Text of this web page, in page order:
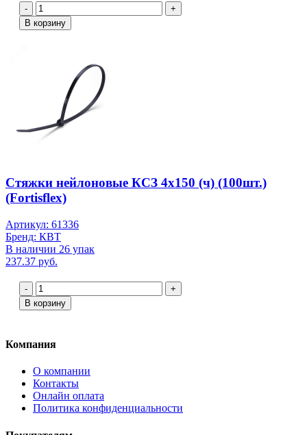
-
+
В корзину
Стяжки нейлоновые КСЗ 4х150 (ч) (100шт.)
(Fortisflex)
Артикул: 61336
Бренд: КВТ
В наличии 26 упак
237.37 руб.
-
+
В корзину
Компания
О компании
Контакты
Онлайн оплата
Политика конфиденциальности